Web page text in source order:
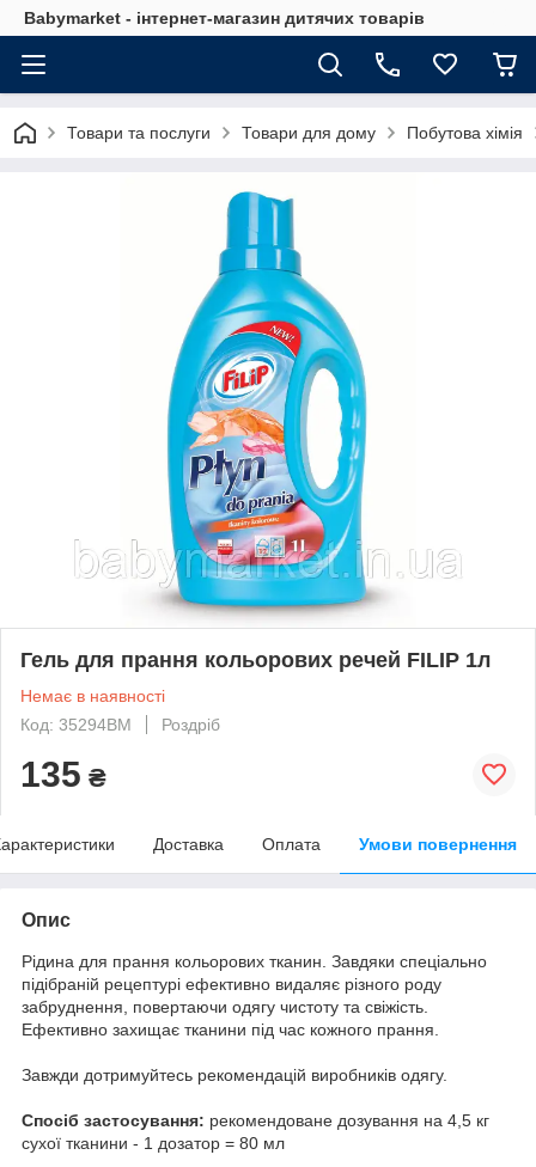
Babymarket - інтернет-магазин дитячих товарів
Товари та послуги Товари для дому Побутова хімія
Гель для прання кольорових речей FILIP 1л
Немає в наявності
Код: 35294BM
Роздріб
135 ₴
Доставка Оплата Умови повернення
Опис
Рідина для прання кольорових тканин. Завдяки спеціально
підібраній рецептурі ефективно видаляє різного роду
забруднення, повертаючи одягу чистоту та свіжість.
Ефективно захищає тканини під час кожного прання.
Завжди дотримуйтесь рекомендацій виробників одягу.
Спосіб застосування: рекомендоване дозування на 4,5 кг
сухої тканини - 1 дозатор = 80 мл